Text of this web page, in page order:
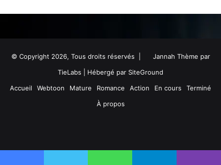
© Copyright 2026, Tous droits réservés |
Jannah Thème par
TieLabs | Hébergé par SiteGround
Accueil
Webtoon Mature Romance Action En cours
Terminé
À propos